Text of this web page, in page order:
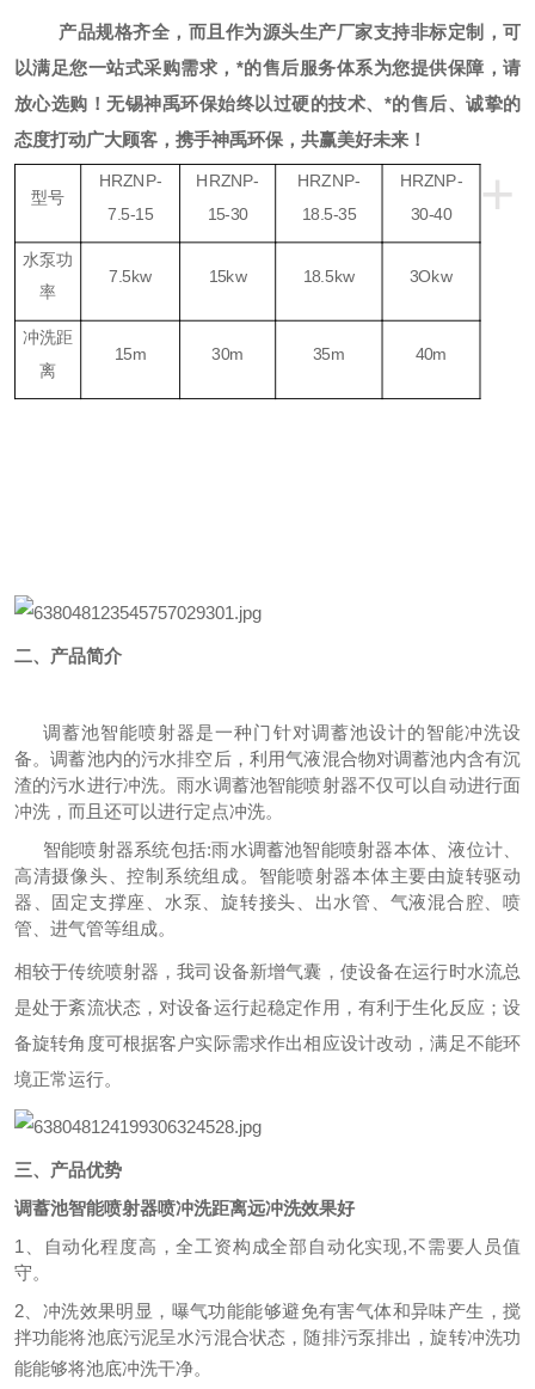
产品规格齐全，而且作为源头生产厂家支持非标定制，可
以满足您一站式采购需求，*的售后服务体系为您提供保障，请
放心选购！无锡神禹环保始终以过硬的技术、*的售后、诚挚的
态度打动广大顾客，携手神禹环保，共赢美好未来！
+
型号
HRZNP-
7.5-15
HRZNP-
15-30
HRZNP-
18.5-35
HRZNP-
30-40
水泵功
率
7.5kw 15kw 18.5kw 3Okw
冲洗距
离
15m 30m 35m 40m
二、产品简介
调蓄池智能喷射器是一种门针对调蓄池设计的智能冲洗设
备。调蓄池内的污水排空后，利用气液混合物对调蓄池内含有沉
渣的污水进行冲洗。雨水调蓄池智能喷射器不仅可以自动进行面
冲洗，而且还可以进行定点冲洗。
智能喷射器系统包括:雨水调蓄池智能喷射器本体、液位计、
高清摄像头、控制系统组成。智能喷射器本体主要由旋转驱动
器、固定支撑座、水泵、旋转接头、出水管、气液混合腔、喷
管、进气管等组成。
相较于传统喷射器，我司设备新增气囊，使设备在运行时水流总
是处于紊流状态，对设备运行起稳定作用，有利于生化反应；设
备旋转角度可根据客户实际需求作出相应设计改动，满足不能环
境正常运行。
三、 产品优势
调蓄池智能喷射器喷冲洗距离远冲洗效果好
1、自动化程度高，全工资构成全部自动化实现,不需要人员值
守。
2、冲洗效果明显，曝气功能能够避免有害气体和异味产生，搅
拌功能将池底污泥呈水污混合状态，随排污泵排出，旋转冲洗功
能能够将池底冲洗干净。